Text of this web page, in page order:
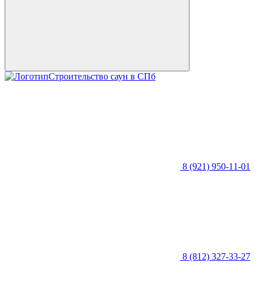
Строительство саун в СПб
8 (921) 950-11-01
8 (812) 327-33-27